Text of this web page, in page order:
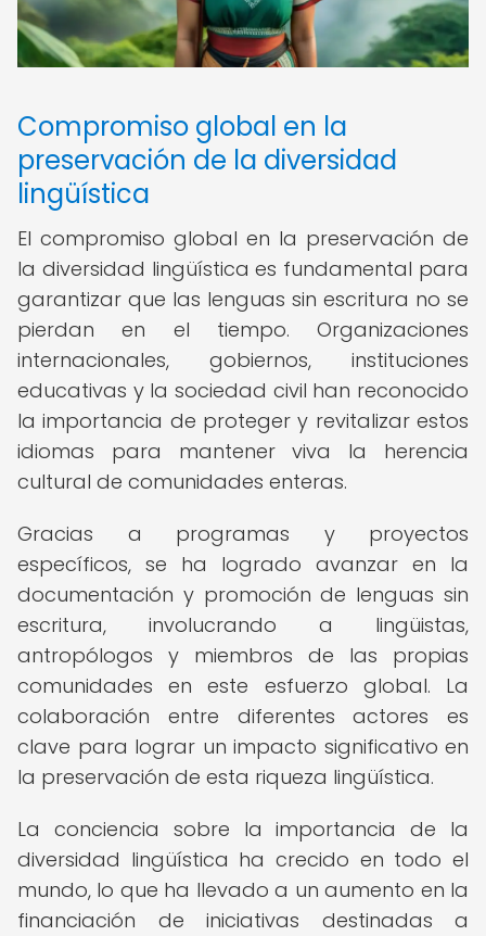
Compromiso global en la
preservación de la diversidad
lingüística
El compromiso global en la preservación de
la diversidad lingüística es fundamental para
garantizar que las lenguas sin escritura no se
pierdan en el tiempo. Organizaciones
internacionales, gobiernos, instituciones
educativas y la sociedad civil han reconocido
la importancia de proteger y revitalizar estos
idiomas para mantener viva la herencia
cultural de comunidades enteras.
Gracias a programas y proyectos
específicos, se ha logrado avanzar en la
documentación y promoción de lenguas sin
escritura, involucrando a lingüistas,
antropólogos y miembros de las propias
comunidades en este esfuerzo global. La
colaboración entre diferentes actores es
clave para lograr un impacto significativo en
la preservación de esta riqueza lingüística.
La conciencia sobre la importancia de la
diversidad lingüística ha crecido en todo el
mundo, lo que ha llevado a un aumento en la
financiación de iniciativas destinadas a